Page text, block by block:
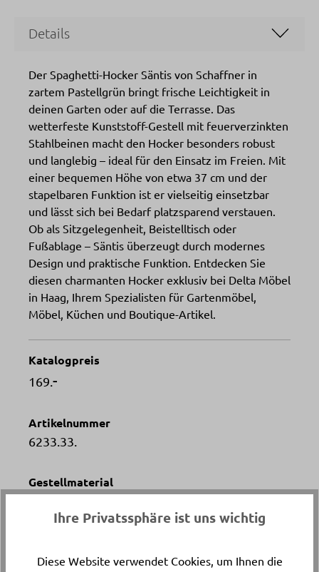
Details
Der Spaghetti-Hocker Säntis von Schaffner in
zartem Pastellgrün bringt frische Leichtigkeit in
deinen Garten oder auf die Terrasse. Das
wetterfeste Kunststoff-Gestell mit feuerverzinkten
Stahlbeinen macht den Hocker besonders robust
und langlebig – ideal für den Einsatz im Freien. Mit
einer bequemen Höhe von etwa 37 cm und der
stapelbaren Funktion ist er vielseitig einsetzbar
und lässt sich bei Bedarf platzsparend verstauen.
Ob als Sitzgelegenheit, Beistelltisch oder
Fußablage – Säntis überzeugt durch modernes
Design und praktische Funktion. Entdecken Sie
diesen charmanten Hocker exklusiv bei Delta Möbel
in Haag, Ihrem Spezialisten für Gartenmöbel,
Möbel, Küchen und Boutique-Artikel.
Katalogpreis
169. -
Artikelnummer
6233.33.
Gestellmaterial
Lieferung und Montage
Ihre Privatssphäre ist uns wichtig
Diese Website verwendet Cookies, um Ihnen die